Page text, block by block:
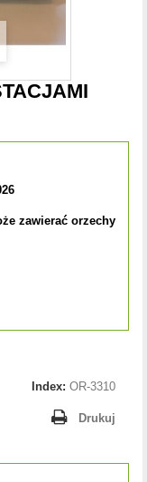
zawierać orzechy
Index: OR-3310
Drukuj